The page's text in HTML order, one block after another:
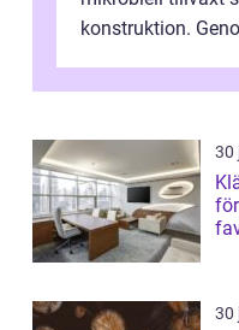
konstruktion.
30
30